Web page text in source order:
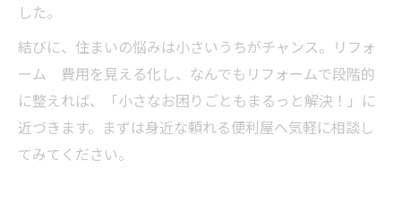
した。
結びに、住まいの悩みは小さいうちがチャンス。リフォ
ーム 費用を見える化し、なんでもリフォームで段階的
に整えれば、「小さなお困りごともまるっと解決！」に
近づきます。まずは身近な頼れる便利屋へ気軽に相談し
てみてください。